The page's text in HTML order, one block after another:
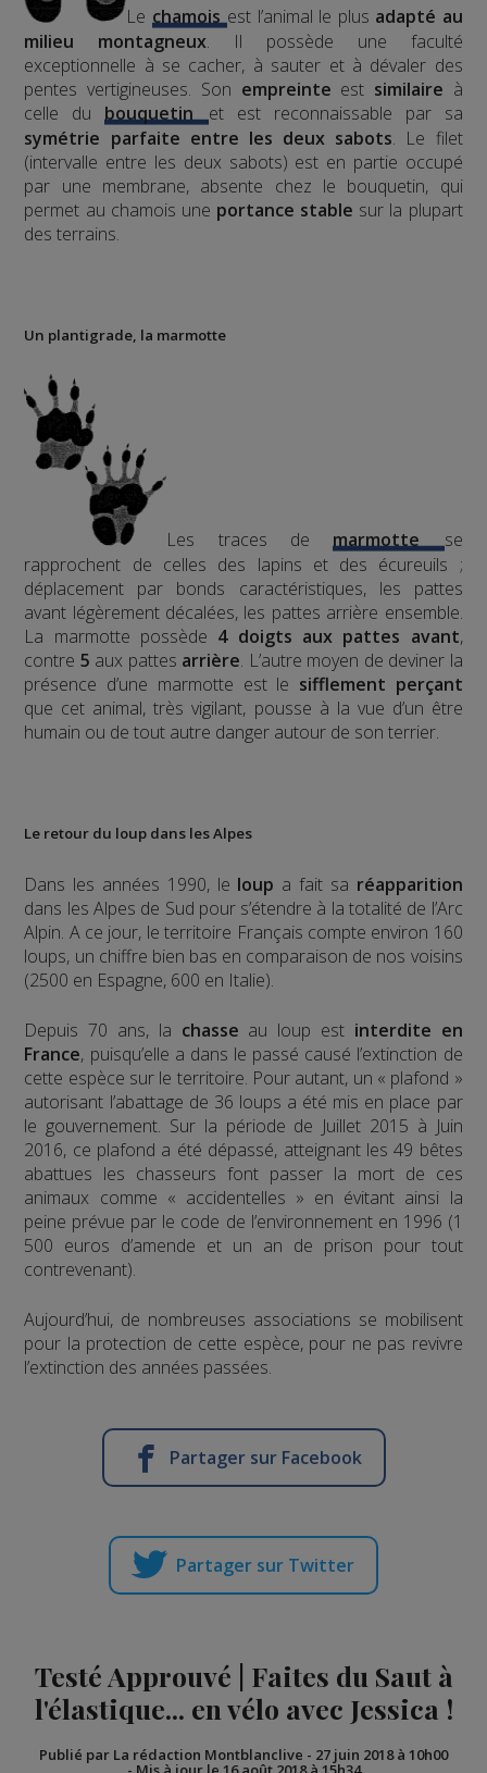
Le chamois est l’animal le plus adapté au
milieu montagneux. Il possède une faculté
exceptionnelle à se cacher, à sauter et à dévaler des
pentes vertigineuses. Son empreinte est similaire à
celle dubouquetin et est reconnaissable par sa
symétrie parfaite entre les deux sabots. Le filet
(intervalle entre les deux sabots) est en partie occupé
par une membrane, absente chez le bouquetin, qui
permet au chamois une portance stable sur la plupart
des terrains.
Un plantigrade, la marmotte
Les traces demarmotte
se
rapprochent de celles des lapins et des écureuils ;
déplacement par bonds caractéristiques, les pattes
avant légèrement décalées, les pattes arrière ensemble.
La marmotte possède 4 doigts aux pattes avant,
contre 5 aux pattes arrière. L’autre moyen de deviner la
présence d’une marmotte est le sifflement perçant
que cet animal, très vigilant, pousse à la vue d’un être
humain ou de tout autre danger autour de son terrier.
Le retour du loup dans les Alpes
Dans les années 1990, le loup a fait sa réapparition
dans les Alpes de Sud pour s’étendre à la totalité de l’Arc
Alpin. A ce jour, le territoire Français compte environ 160
loups, un chiffre bien bas en comparaison de nos voisins
(2500 en Espagne, 600 en Italie).
Depuis 70 ans, la chasse au loup est interdite en
France, puisqu’elle a dans le passé causé l’extinction de
cette espèce sur le territoire. Pour autant, un « plafond »
autorisant l’abattage de 36 loups a été mis en place par
le gouvernement. Sur la période de Juillet 2015 à Juin
2016, ce plafond a été dépassé, atteignant les 49 bêtes
abattues les chasseurs font passer la mort de ces
animaux comme « accidentelles » en évitant ainsi la
peine prévue par le code de l’environnement en 1996 (1
500 euros d’amende et un an de prison pour tout
contrevenant).
Aujourd’hui, de nombreuses associations se mobilisent
pour la protection de cette espèce, pour ne pas revivre
l’extinction des années passées.
Partager sur Facebook
Partager sur Twitter
Testé Approuvé | Faites du Saut à
l'élastique... en vélo avec Jessica !
Publié par La rédaction Montblanclive - 27 juin 2018 à 10h00